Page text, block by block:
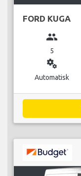
FORD KUGA
group
5
miscellaneous_services
Automatisk